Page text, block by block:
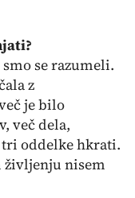
se razumeli.
z
je bilo
več dela,
oddelke hkrati.
življenju nisem